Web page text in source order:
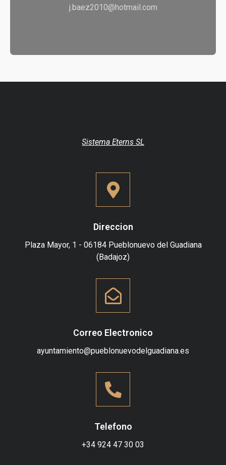
j.baez2010@hotmail.com
Sistema Eterns SL
Direccion
Plaza Mayor, 1 - 06184 Pueblonuevo del Guadiana
(Badajoz)
Correo Electronico
ayuntamiento@pueblonuevodelguadiana.es
Telefono
+34 924 47 30 03